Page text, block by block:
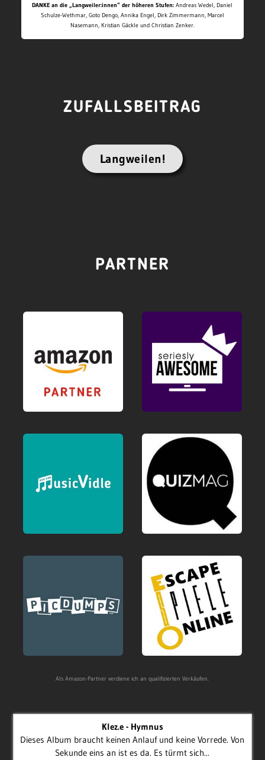
DANKE an die „Langweiler:innen“ der höheren Stufen: Andreas Wedel, Daniel
Schulze-Wethmar, Goto Dengo, Annika Engel, Dirk Zimmermann, Marcel
Nasemann, Kristian Gäckle und Christian Zenker.
ZUFALLSBEITRAG
Langweilen!
PARTNER
Als Amazon-Partner verdiene ich an qualifizierten Verkäufen.
Klez.e - Hymnus
Dieses Album braucht keinen Anlauf und keine Vorrede. Von
Sekunde eins an ist es da. Es türmt sich...